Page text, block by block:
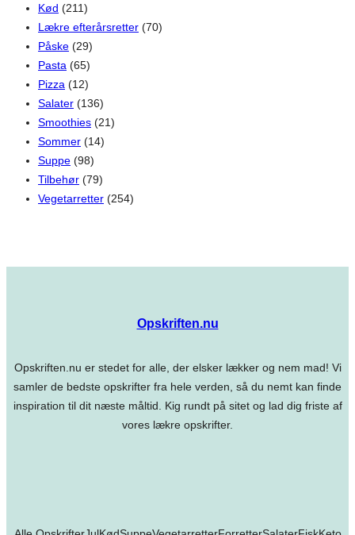
Kød (211)
Lækre efterårsretter (70)
Påske (29)
Pasta (65)
Pizza (12)
Salater (136)
Smoothies (21)
Sommer (14)
Suppe (98)
Tilbehør (79)
Vegetarretter (254)
Opskriften.nu
Opskriften.nu er stedet for alle, der elsker lækker og nem mad! Vi
samler de bedste opskrifter fra hele verden, så du nemt kan finde
inspiration til dit næste måltid. Kig rundt på sitet og lad dig friste af
vores lækre opskrifter.